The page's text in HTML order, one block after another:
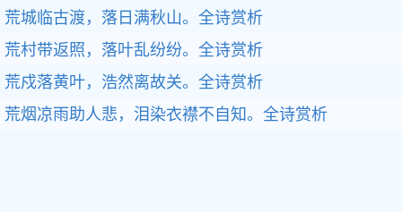
荒城临古渡，落日满秋山。全诗赏析
荒村带返照，落叶乱纷纷。全诗赏析
荒戍落黄叶，浩然离故关。全诗赏析
荒烟凉雨助人悲，泪染衣襟不自知。全诗赏析